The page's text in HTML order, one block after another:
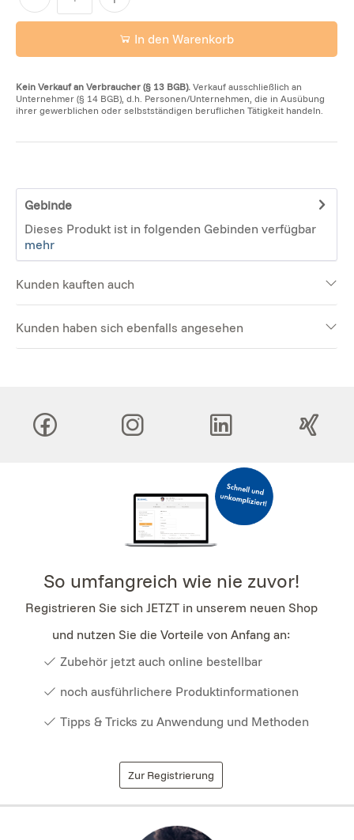
In den Warenkorb
Kein Verkauf an Verbraucher (§ 13 BGB). Verkauf ausschließlich an
Unternehmer (§ 14 BGB), d.h. Personen/Unternehmen, die in Ausübung
ihrer gewerblichen oder selbstständigen beruflichen Tätigkeit handeln.
Gebinde
Dieses Produkt ist in folgenden Gebinden verfügbar
mehr
Kunden kauften auch
Kunden haben sich ebenfalls angesehen
So umfangreich wie nie zuvor!
Registrieren Sie sich JETZT in unserem neuen Shop
und nutzen Sie die Vorteile von Anfang an:
Zubehör jetzt auch online bestellbar
noch ausführlichere Produktinformationen
Tipps & Tricks zu Anwendung und Methoden
Zur Registrierung